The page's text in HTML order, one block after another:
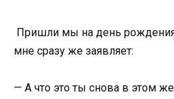
Пришли мы на день
мне сразу же заявляет:
— А что это ты снова в этом же